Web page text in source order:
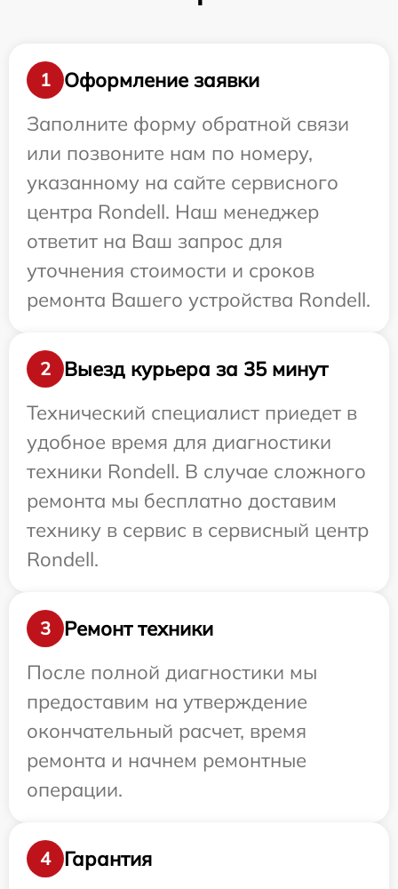
1
Оформление заявки
Заполните форму обратной связи
или позвоните нам по номеру,
указанному на сайте сервисного
центра Rondell. Наш менеджер
ответит на Ваш запрос для
уточнения стоимости и сроков
ремонта Вашего устройства Rondell.
2
Выезд курьера за 35 минут
Технический специалист приедет в
удобное время для диагностики
техники Rondell. В случае сложного
ремонта мы бесплатно доставим
технику в сервис в сервисный центр
Rondell.
3
Ремонт техники
После полной диагностики мы
предоставим на утверждение
окончательный расчет, время
ремонта и начнем ремонтные
операции.
4
Гарантия